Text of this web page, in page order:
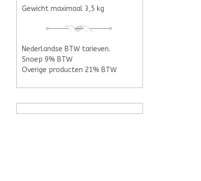
Gewicht maximaal 3,5 kg
Nederlandse BTW tarieven.
Snoep 9% BTW
Overige producten 21% BTW